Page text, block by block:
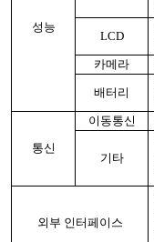
성능
LCD
카메라
배터리
통신
이동통신
기타
외부 인터페이스